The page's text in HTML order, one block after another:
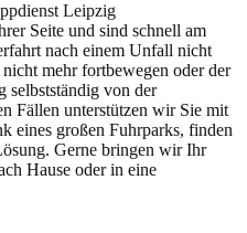
Leipzig
Seite und sind schnell am
nach einem Unfall nicht
mehr fortbewegen oder der
selbstständig von der
Fällen unterstützen wir Sie mit
eines großen Fuhrparks, finden
Gerne bringen wir Ihr
Hause oder in eine